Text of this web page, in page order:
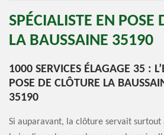
SPÉCIALISTE EN POSE
LA BAUSSAINE 35190
1000 SERVICES ÉLAGAGE 35 :
POSE DE CLÔTURE LA
35190
Si auparavant, la clôture servait